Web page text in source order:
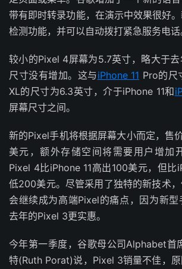
带有即时转录功能，在演示中效果很好
检测功能，并可以自动拨打紧急服务电话
较小的Pixel 4屏幕为5.7英寸，略大于
尺寸没有增加。这与iPhone 11 Pro的尺
XL的尺寸为6.3英寸，介于iPhone 11和
屏幕尺寸之间。
新的Pixel手机将根据屏幕大小而定，售
美元，额外存储空间将需要用户增加
Pixel 4比iPhone 11高出100美元，但比
低200美元。尽管采用了独特的新技术
会继续成为高端Pixel的痛点，因为新
去年的Pixel 3更实惠。
今年第一季度，谷歌母公司Alphabet首
特(Ruth Porat)说，Pixel 3销量不佳，